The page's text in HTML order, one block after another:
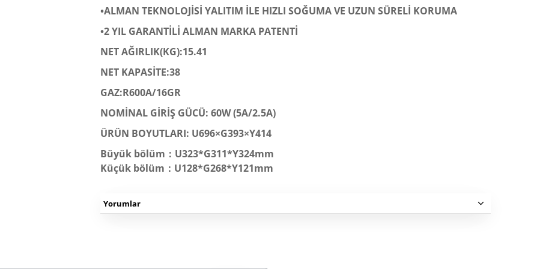
•ALMAN TEKNOLOJİSİ YALITIM İLE HIZLI SOĞUMA VE UZUN SÜRELİ KORUMA
•2 YIL GARANTİLİ ALMAN MARKA PATENTİ
NET AĞIRLIK(KG):15.41
NET KAPASİTE:38
GAZ:R600A/16GR
NOMİNAL GİRİŞ GÜCÜ: 60W (5A/2.5A)
ÜRÜN BOYUTLARI: U696×G393×Y414
Büyük bölüm：U323*G311*Y324mm
Küçük bölüm：U128*G268*Y121mm
Yorumlar